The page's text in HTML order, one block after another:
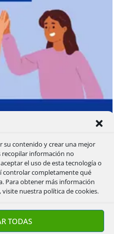
su contenido y crear una mejor
información no
el uso de esta tecnología o
controlar completamente qué
Para obtener más información
nuestra política de cookies.
TODAS
un bróker o